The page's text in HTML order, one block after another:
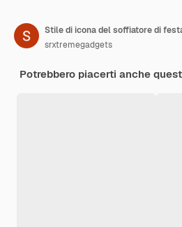
Stile di icona del soffiatore di
srxtremegadgets
Potrebbero piacerti anche